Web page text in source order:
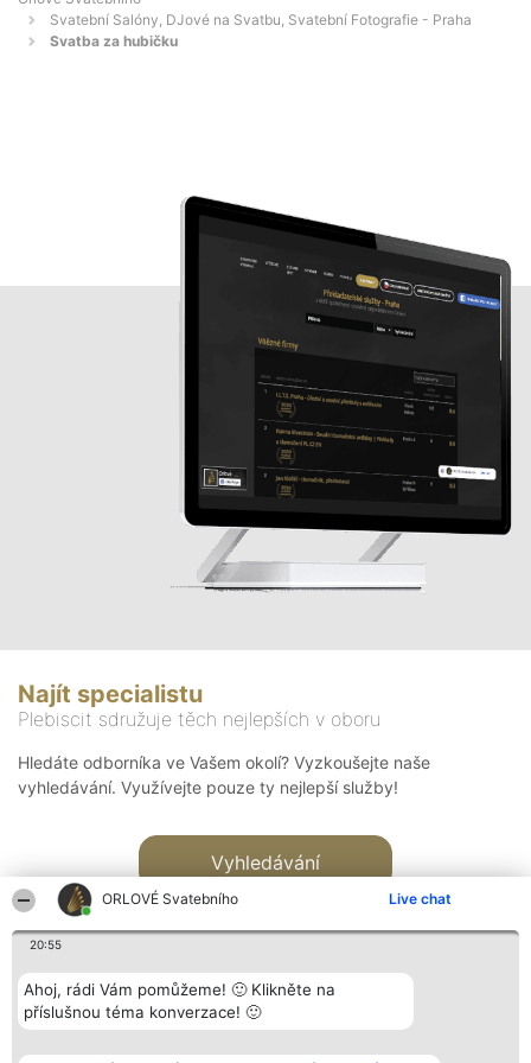
ORLOVÉ Svatebního Live chat
20:55
Ahoj, rádi Vám pomůžeme! 🙂 Klikněte na
příslušnou téma konverzace! 🙂
Svatební Salóny, DJové na Svatbu, Svatební Fotografie - Praha
Svatba za hubičku
Najít specialistu
Plebiscit sdružuje těch nejlepších v oboru
Hledáte odborníka ve Vašem okolí? Vyzkoušejte naše
vyhledávání. Využívejte pouze ty nejlepší služby!
Vyhledávání
Bright Side Solutions sp. z o. Vítězové Kontakt